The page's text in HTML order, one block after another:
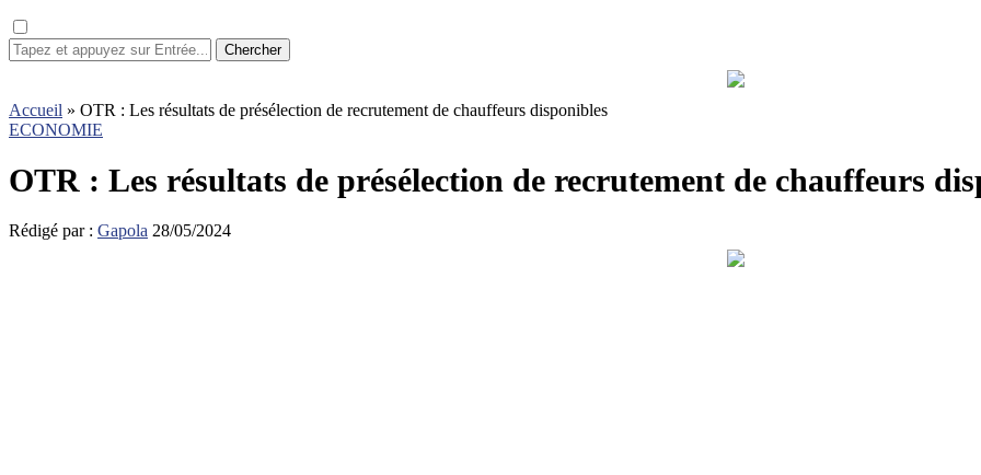
Chercher
Accueil » OTR : Les résultats de présélection de recrutement de chauffeurs disponibles
ECONOMIE
OTR : Les résultats de présélection de recrutement de chauffeurs
Rédigé par : Gapola 28/05/2024